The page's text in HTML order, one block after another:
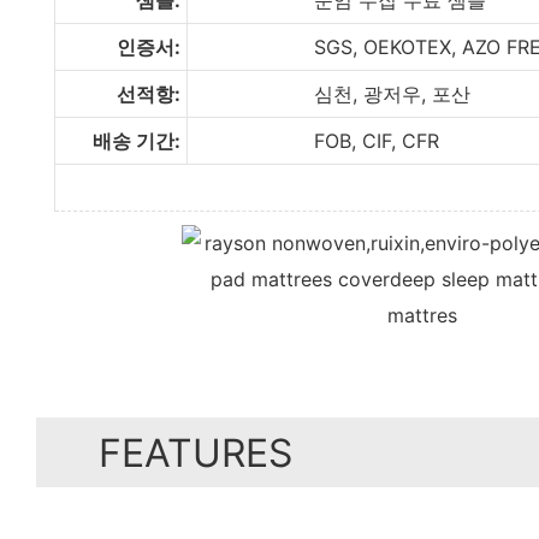
인증서:
SGS, OEKOTEX, AZO
선적항:
심천, 광저우, 포산
배송 기간:
FOB, CIF, CFR
FEATURES